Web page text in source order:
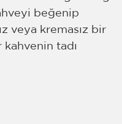
beğenip
veya kremasız bir
kahvenin tadı